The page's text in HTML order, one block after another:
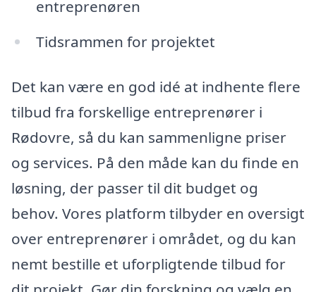
entreprenøren
Tidsrammen for projektet
Det kan være en god idé at indhente flere
tilbud fra forskellige entreprenører i
Rødovre, så du kan sammenligne priser
og services. På den måde kan du finde en
løsning, der passer til dit budget og
behov. Vores platform tilbyder en oversigt
over entreprenører i området, og du kan
nemt bestille et uforpligtende tilbud for